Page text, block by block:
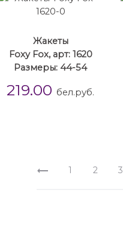
Жакеты
Foxy Fox, арт: 1620
Размеры: 44-54
219.00 бел.руб.
1 2 3